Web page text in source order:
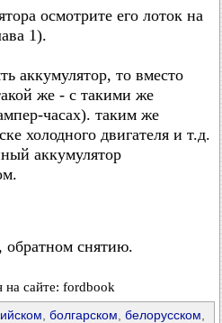
осмотрите его лоток на
1).
аккумулятор, то вместо
же - с такими же
часах). таким же
холодного двигателя и т.д.
аккумулятор
обратном снятию.
на сайте: fordbook
болгарском белорусском